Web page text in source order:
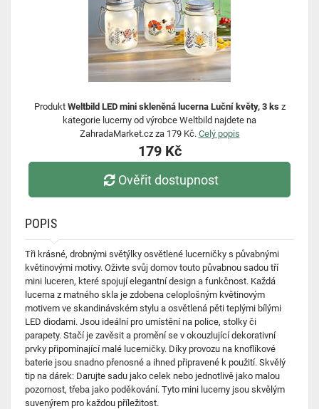
Produkt Weltbild LED mini skleněná lucerna Luční květy, 3 ksz
kategorie lucerny od výrobce Weltbild najdete na
ZahradaMarket.cz za 179 Kč. Celý popis
179 Kč
Ověřit dostupnost
POPIS
Tři krásné, drobnými světýlky osvětlené lucerničky s půvabnými
květinovými motivy. Oživte svůj domov touto půvabnou sadou tří
mini luceren, které spojují elegantní design a funkčnost. Každá
lucerna z matného skla je zdobena celoplošným květinovým
motivem ve skandinávském stylu a osvětlená pěti teplými bílými
LED diodami. Jsou ideální pro umístění na police, stolky či
parapety. Stačí je zavěsit a promění se v okouzlující dekorativní
prvky připomínající malé lucerničky. Díky provozu na knoflíkové
baterie jsou snadno přenosné a ihned připravené k použití. Skvělý
tip na dárek: Darujte sadu jako celek nebo jednotlivě jako malou
pozornost, třeba jako poděkování. Tyto mini lucerny jsou skvělým
suvenýrem pro každou příležitost.